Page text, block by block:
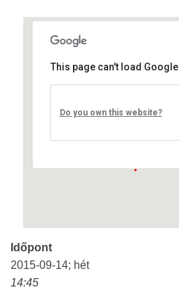
Művelődési ház
Fő út 8 - Nagyréde
This page can't load
Do you own this website?
Időpont
2015-09-14; hét
14:45